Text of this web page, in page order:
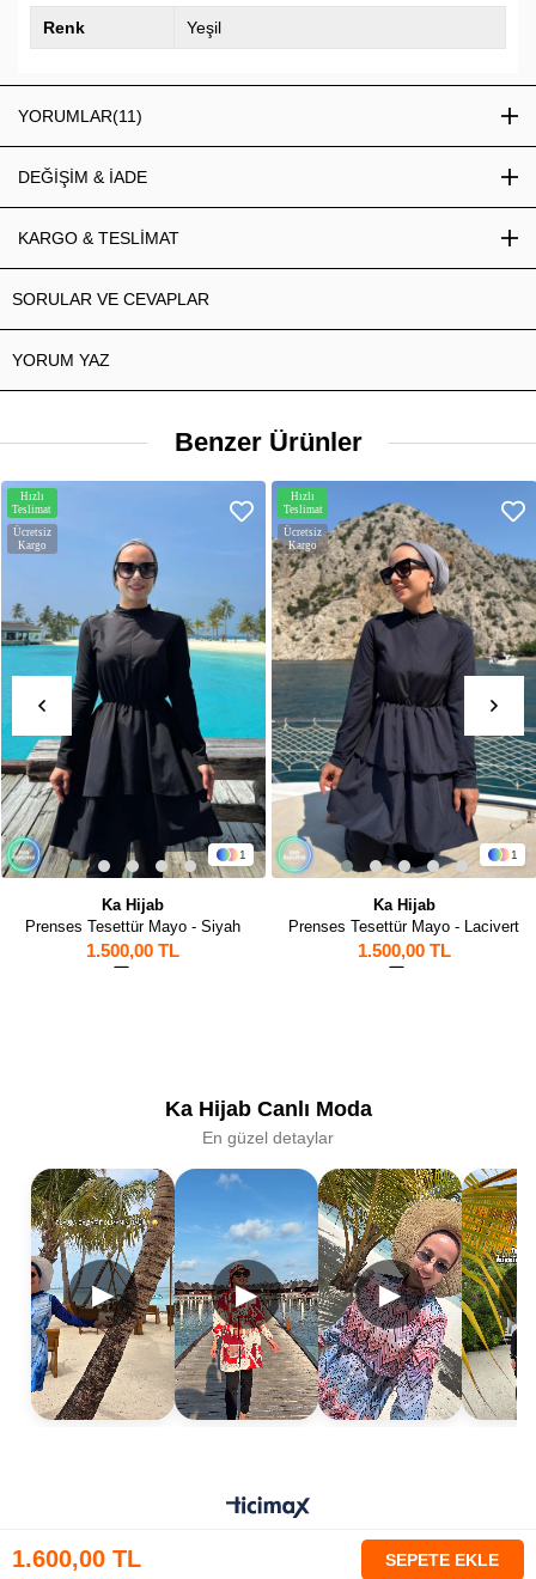
Renk Yeşil
YORUMLAR(11)
DEĞİŞİM & İADE
KARGO & TESLİMAT
SORULAR VE CEVAPLAR
YORUM YAZ
Benzer Ürünler
Mayo - Siyah
1
Prenses Tesettür Mayo - Lacivert
Ela
Ücretsiz
Kargo
1.600,00 TL
Ka Hijab Canlı Moda
En güzel detaylar
▶ ▶ ▶
Anasayfa Sepetim